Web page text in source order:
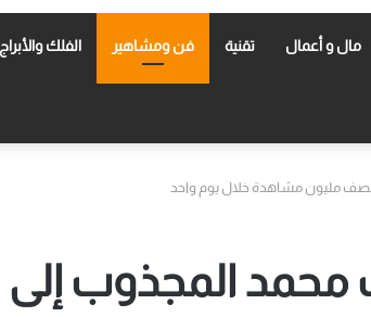
مال و أعمال تقنية فن ومشاهير الفلك والأبراج
مليون مشاهدة خلال يوم واحد
محمد المجذوب إلى